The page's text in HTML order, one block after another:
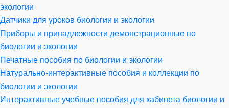
экологии
Датчики для уроков биологии и экологии
Приборы и принадлежности демонстрационные по
биологии и экологии
Печатные пособия по биологии и экологии
Натурально-интерактивные пособия и коллекции по
биологии и экологии
Интерактивные учебные пособия для кабинета биологии и